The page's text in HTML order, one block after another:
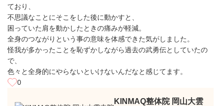
ており、
不思議なことにそこをした後に動かすと、
困っていた肩を動かしたときの痛みが軽減。
全身のつながりという事の意味を体感できた気がしました。
怪我が多かったことを恥ずかしながら過去の武勇伝としていたの
で、
色々と全身的にやらないといけないんだなと感じてます。
0
KINMAQ整体院 岡山大雲